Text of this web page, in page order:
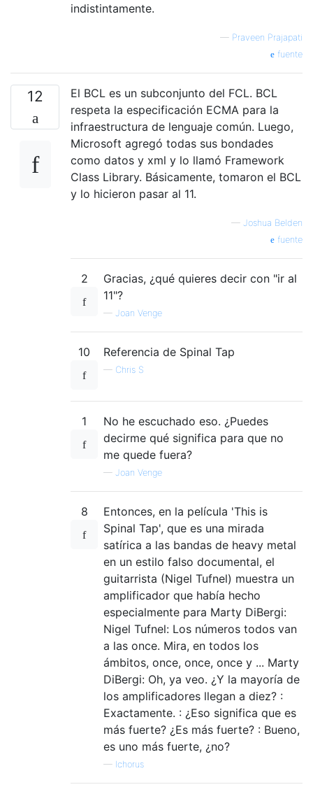
indistintamente.
— Praveen Prajapati
fuente
12
El BCL es un subconjunto del FCL. BCL
respeta la especificación ECMA para la
infraestructura de lenguaje común. Luego,
Microsoft agregó todas sus bondades
como datos y xml y lo llamó Framework
Class Library. Básicamente, tomaron el BCL
y lo hicieron pasar al 11.
— Joshua Belden
fuente
2
Gracias, ¿qué quieres decir con "ir al
11"?
— Joan Venge
10 Referencia de Spinal Tap
— Chris S
1
No he escuchado eso. ¿Puedes
decirme qué significa para que no
me quede fuera?
— Joan Venge
8
Entonces, en la película 'This is
Spinal Tap', que es una mirada
satírica a las bandas de heavy metal
en un estilo falso documental, el
guitarrista (Nigel Tufnel) muestra un
amplificador que había hecho
especialmente para Marty DiBergi:
Nigel Tufnel: Los números todos van
a las once. Mira, en todos los
ámbitos, once, once, once y ... Marty
DiBergi: Oh, ya veo. ¿Y la mayoría de
los amplificadores llegan a diez? :
Exactamente. : ¿Eso significa que es
más fuerte? ¿Es más fuerte? : Bueno,
es uno más fuerte, ¿no?
— Ichorus